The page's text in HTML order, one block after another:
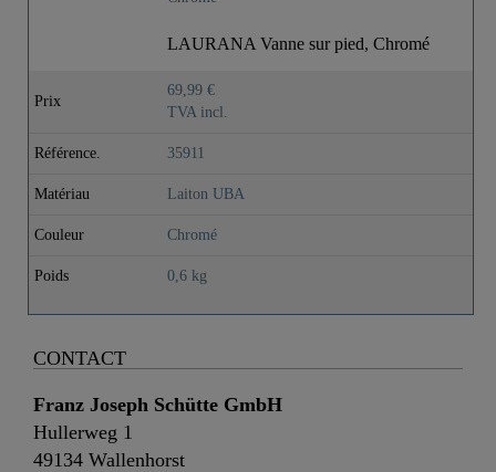
LAURANA Vanne sur pied, Chromé
Prix
69,99 €
TVA incl.
Référence. 35911
Matériau Laiton UBA
Couleur Chromé
Poids 0,6 kg
CONTACT
Franz Joseph Schütte GmbH
Hullerweg 1
49134 Wallenhorst